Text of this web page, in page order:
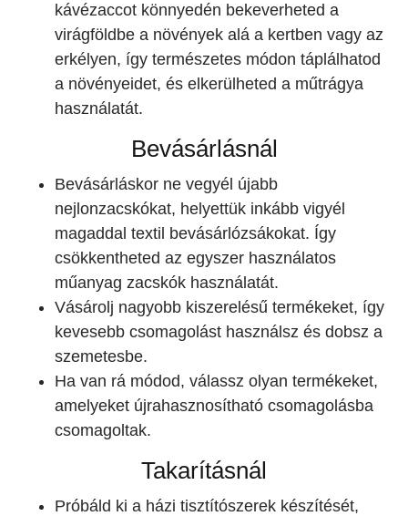
kávézaccot könnyedén bekeverheted a
virágföldbe a növények alá a kertben vagy az
erkélyen, így természetes módon táplálhatod
a növényeidet, és elkerülheted a műtrágya
használatát.
Bevásárlásnál
Bevásárláskor ne vegyél újabb
nejlonzacskókat, helyettük inkább vigyél
magaddal textil bevásárlózsákokat. Így
csökkentheted az egyszer használatos
műanyag zacskók használatát.
Vásárolj nagyobb kiszerelésű termékeket, így
kevesebb csomagolást használsz és dobsz a
szemetesbe.
Ha van rá módod, válassz olyan termékeket,
amelyeket újrahasznosítható csomagolásba
csomagoltak.
Takarításnál
Próbáld ki a házi tisztítószerek készítését,